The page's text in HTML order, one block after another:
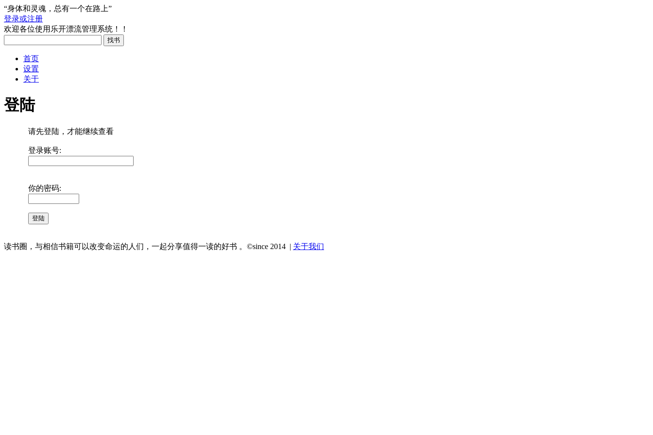
“身体和灵魂，总有一个在路上”
登录或注册
欢迎各位使用乐开漂流管理系统！！
首页
设置
关于
登陆
请先登陆，才能继续查看
登录账号:
你的密码:
读书圈，与相信书籍可以改变命运的人们，一起分享值得一读的好书 。©since 2014 | 关于我们